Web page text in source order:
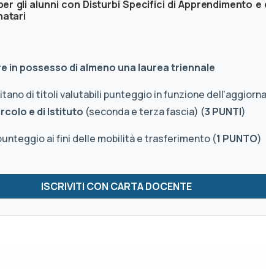
gli alunni con Disturbi Specifici di Apprendimento
in possesso di almeno una laurea triennale
di titoli valutabili punteggio in funzione
e di Istituto (seconda e terza fascia) (3 PUNTI)
ai fini delle mobilità e trasferimento (1 PUNTO)